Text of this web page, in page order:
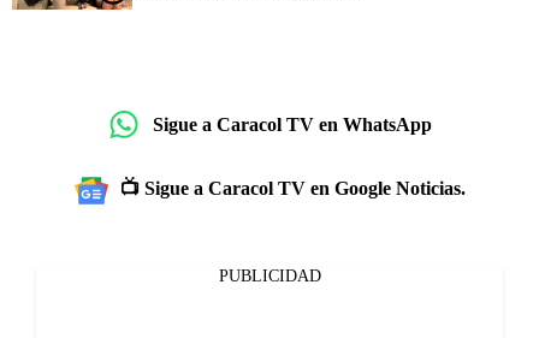
Sigue a Caracol TV en WhatsApp
📺 Sigue a Caracol TV en Google Noticias.
PUBLICIDAD